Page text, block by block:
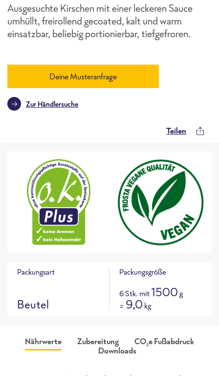
Ausgesuchte Kirschen mit einer leckeren Sauce
umhüllt, freirollend gecoated, kalt und warm
einsatzbar, beliebig portionierbar, tiefgefroren.
Deine Musteranfrage
Zur Händlersuche
Teilen
Packungsart
Beutel
Packungsgröße
6 Stk. mit1500g
= 9,0 kg
Nährwerte Zubereitung CO2e Fußabdruck
Downloads